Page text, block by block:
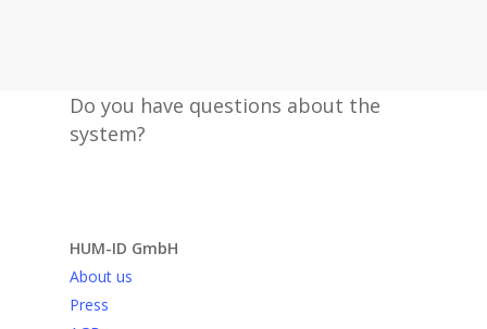
Do you have questions about the
system?
HUM-ID GmbH
About us
Press